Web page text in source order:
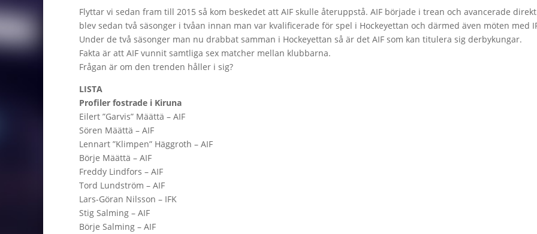
Flyttar vi sedan fram till 2015 så kom beskedet att AIF skulle återuppstå. AIF började i trean och avancerade
blev sedan två säsonger i tvåan innan man var kvalificerade för spel i Hockeyettan och därmed även möten med
Under de två säsonger man nu drabbat samman i Hockeyettan så är det AIF som kan titulera sig derbykungar.
Fakta är att AIF vunnit samtliga sex matcher mellan klubbarna.
Frågan är om den trenden håller i sig?
LISTA
Profiler fostrade i Kiruna
Eilert ”Garvis” Määttä – AIF
Sören Määttä – AIF
Lennart ”Klimpen” Häggroth – AIF
Börje Määttä – AIF
Freddy Lindfors – AIF
Tord Lundström – AIF
Lars-Göran Nilsson – IFK
Stig Salming – AIF
Börje Salming – AIF